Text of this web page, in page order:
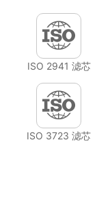
ISO 2941 滤芯
ISO 3723 滤芯